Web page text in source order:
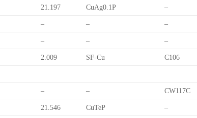
21.197 CuAg0.1P –
– – –
– – –
2.009 SF-Cu C106
– – CW117C
21.546 CuTeP –